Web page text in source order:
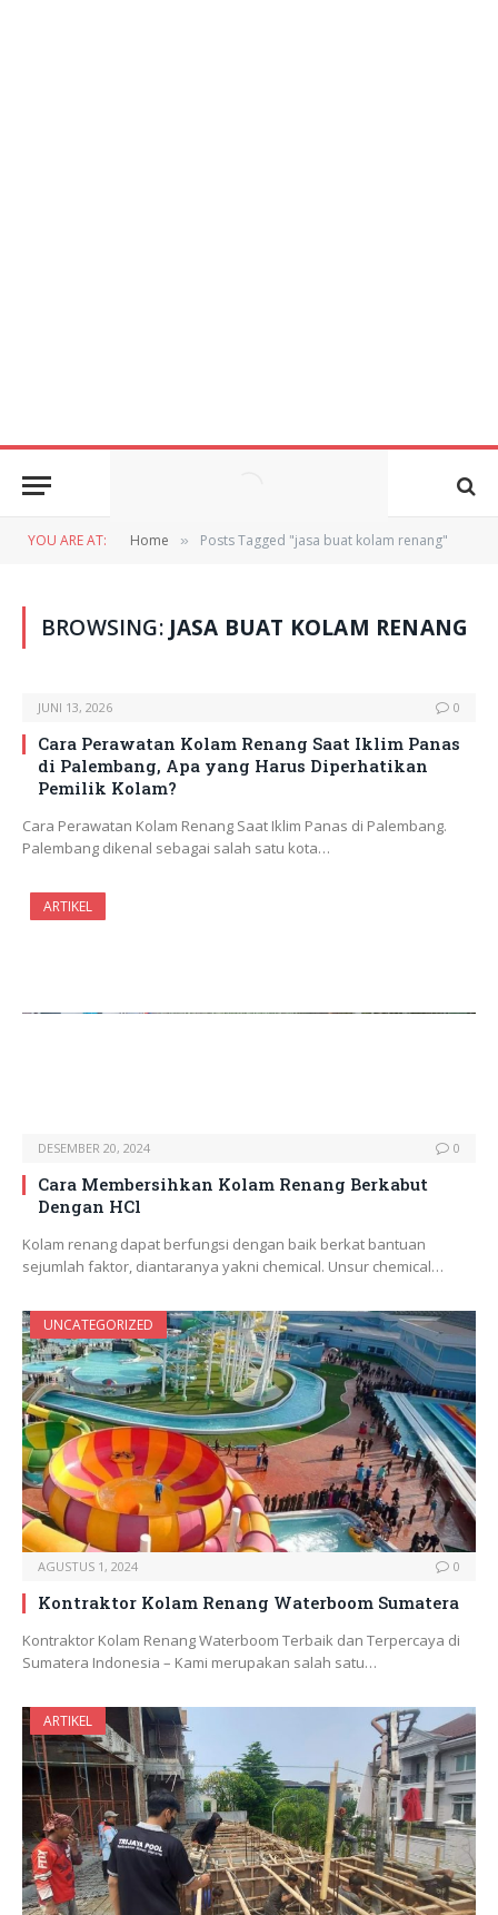
YOU ARE AT: Home » Posts Tagged "jasa buat kolam renang"
BROWSING: JASA BUAT KOLAM RENANG
JUNI 13, 2026 0
Cara Perawatan Kolam Renang Saat Iklim Panas
di Palembang, Apa yang Harus Diperhatikan
Pemilik Kolam?
Cara Perawatan Kolam Renang Saat Iklim Panas di Palembang.
Palembang dikenal sebagai salah satu kota…
ARTIKEL
DESEMBER 20, 2024 0
Cara Membersihkan Kolam Renang Berkabut
Dengan HCl
Kolam renang dapat berfungsi dengan baik berkat bantuan
sejumlah faktor, diantaranya yakni chemical. Unsur chemical…
UNCATEGORIZED
AGUSTUS 1, 2024 0
Kontraktor Kolam Renang Waterboom Sumatera
Kontraktor Kolam Renang Waterboom Terbaik dan Terpercaya di
Sumatera Indonesia – Kami merupakan salah satu…
ARTIKEL